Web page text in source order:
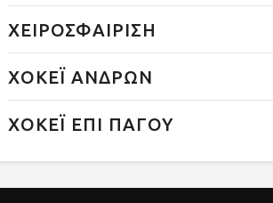
ΧΕΙΡΟΣΦΑΙΡΙΣΗ
ΧΟΚΕΪ ΑΝΔΡΩΝ
ΧΟΚΕΪ ΕΠΙ ΠΑΓΟΥ